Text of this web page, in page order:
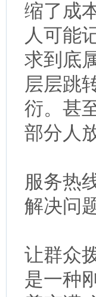
缩了成
人可能
求到底
层层跳
衍。甚
部分人
服务热
解决问
让群众
是一种